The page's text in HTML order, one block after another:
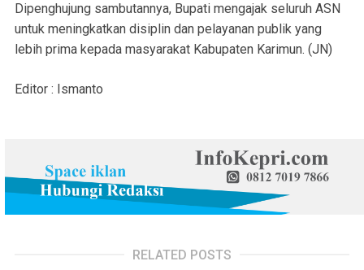
‎Dipenghujung sambutannya, Bupati mengajak seluruh ASN
untuk meningkatkan disiplin dan pelayanan publik yang
lebih prima kepada masyarakat Kabupaten Karimun. (JN)
Editor : Ismanto
RELATED POSTS